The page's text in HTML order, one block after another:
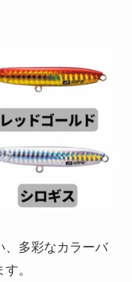
、多彩なカラーバ
。